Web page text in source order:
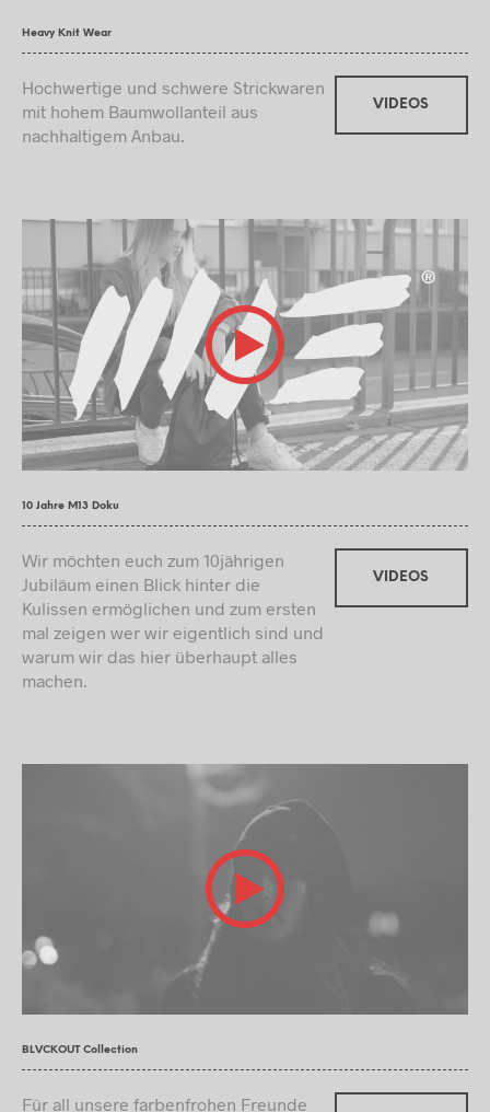
Heavy Knit Wear
Hochwertige und schwere Strickwaren
mit hohem Baumwollanteil aus
nachhaltigem Anbau.
VIDEOS
10 Jahre M13 Doku
Wir möchten euch zum 10jährigen
Jubiläum einen Blick hinter die
Kulissen ermöglichen und zum ersten
mal zeigen wer wir eigentlich sind und
warum wir das hier überhaupt alles
machen.
VIDEOS
BLVCKOUT Collection
Für all unsere farbenfrohen Freunde